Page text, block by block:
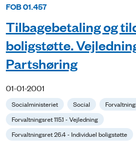
FOB 01.457
Tilbagebetaling og
boligstøtte.
Partshøring
01-01-2001
Socialministeriet Social
Forvaltningsret 115.1 - Vejledning
Forvaltningsret 26.4 - Individuel boligstøtte